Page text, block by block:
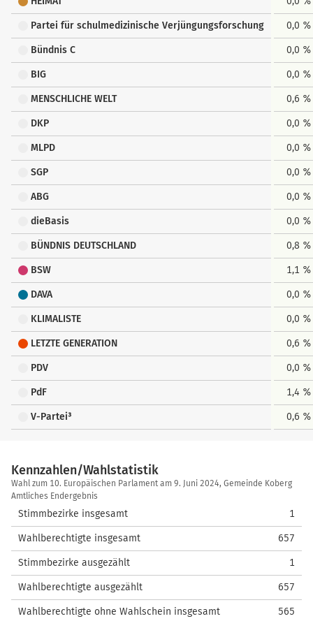
Partei für schulmedizinische Verjüngungsforschung 0,0 %
Bündnis C 0,0 %
BIG 0,0 %
MENSCHLICHE WELT 0,6 %
DKP 0,0 %
MLPD 0,0 %
SGP 0,0 %
ABG 0,0 %
dieBasis 0,0 %
BÜNDNIS DEUTSCHLAND 0,8 %
BSW 1,1 %
DAVA 0,0 %
KLIMALISTE 0,0 %
LETZTE GENERATION 0,6 %
PDV 0,0 %
PdF 1,4 %
V-Partei³ 0,6 %
Kennzahlen/Wahlstatistik
Kennzahlen/Wahlstatistik
Wahl zum 10. Europäischen Parlament am 9. Juni 2024, Gemeinde Koberg
Amtliches Endergebnis
Stimmbezirke insgesamt 1
Wahlberechtigte insgesamt 657
Stimmbezirke ausgezählt 1
Wahlberechtigte ausgezählt 657
Wahlberechtigte ohne Wahlschein insgesamt 565